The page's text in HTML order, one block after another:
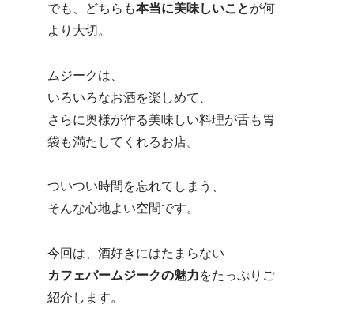
でも、どちらも本当に美味しいことが何
より大切。
ムジークは、
いろいろなお酒を楽しめて、
さらに奥様が作る美味しい料理が舌も胃
袋も満たしてくれるお店。
ついつい時間を忘れてしまう、
そんな心地よい空間です。
今回は、酒好きにはたまらない
カフェバームジークの魅力をたっぷりご
紹介します。